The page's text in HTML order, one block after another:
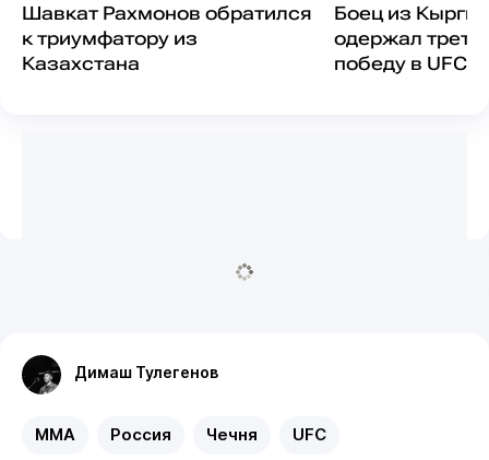
Шавкат Рахмонов обратился
к триумфатору из
Казахстана
Боец из
одержал
победу в UFC
Димаш Тулегенов
MMA Россия Чечня UFC